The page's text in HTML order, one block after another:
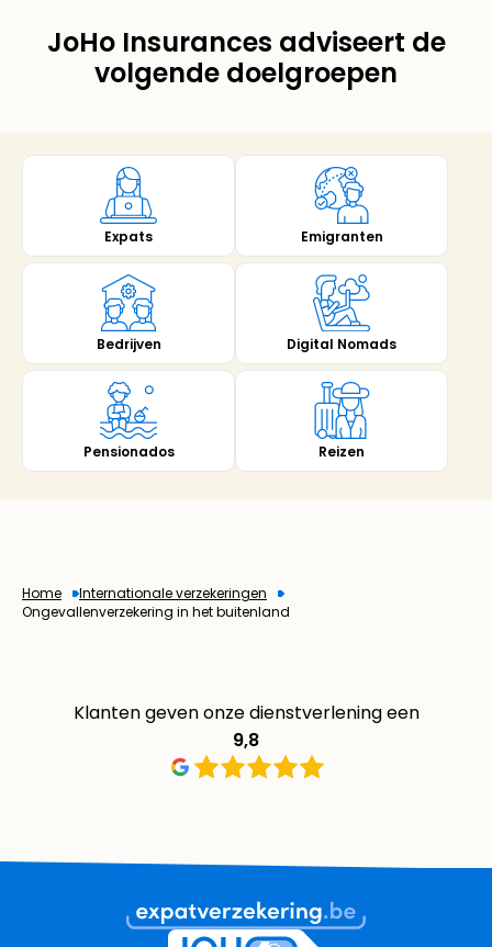
JoHo Insurances adviseert de
volgende doelgroepen
Expats Emigranten
Bedrijven Digital Nomads
Pensionados Reizen
Home
Internationale verzekeringen
Ongevallenverzekering in het buitenland
Klanten geven onze dienstverlening een
9,8